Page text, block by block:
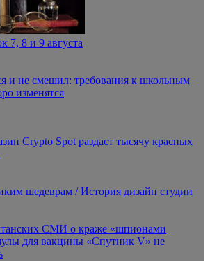
7, 8 и 9 августа
и не смешил: требования к школьным
изменятся
Crypto Spot раздаст тысячу красных
шедеврам / История дизайн студии
СМИ о краже «шпионами
для вакцины «Спутник V» не